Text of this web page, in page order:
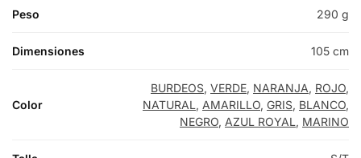
Peso 290 g
Dimensiones 105 cm
Color
BURDEOS, VERDE, NARANJA, ROJO,
NATURAL, AMARILLO, GRIS, BLANCO,
NEGRO, AZUL ROYAL, MARINO